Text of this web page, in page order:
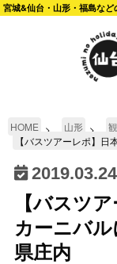
宮城&仙台・山形・福島な
HOME 山形
【バスツアーレポ】
2019.03.24
【バスツ
カーニバ
県庄内